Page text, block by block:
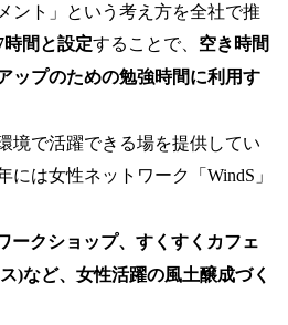
ント」という考え方を全社で推
間と設定することで、 空き時間
ップのための勉強時間に利用す
境で活躍できる場を提供してい
には女性ネットワーク「WindS」
ークショップ、すくすくカフェ
)など、女性活躍の風土醸成づく